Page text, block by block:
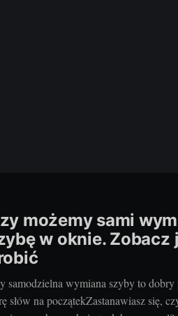
możemy sami
w oknie. Zobacz
samodzielna wymiana szyby to dobry
słów na początekZastanawiasz się,